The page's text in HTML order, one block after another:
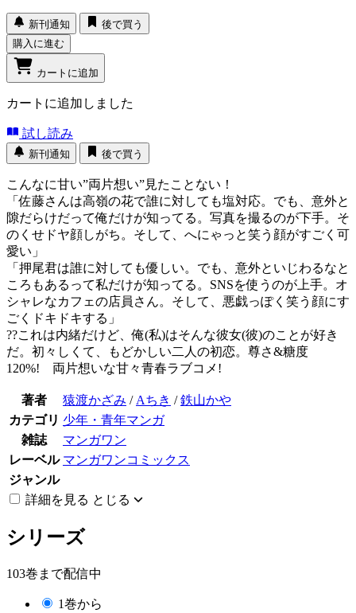
新刊通知
後で買う
購入に進む
カートに追加
カートに追加しました
試し読み
新刊通知 後で買う
こんなに甘い”両片想い”見たことない！
「佐藤さんは高嶺の花で誰に対しても塩対応。でも、意外と
隙だらけだって俺だけが知ってる。写真を撮るのが下手。そ
のくせドヤ顔しがち。そして、へにゃっと笑う顔がすごく可
愛い」
「押尾君は誰に対しても優しい。でも、意外といじわるなと
ころもあるって私だけが知ってる。SNSを使うのが上手。オ
シャレなカフェの店員さん。そして、悪戯っぽく笑う顔にす
ごくドキドキする」
??これは内緒だけど、俺(私)はそんな彼女(彼)のことが好き
だ。初々しくて、もどかしい二人の初恋。尊さ&糖度
120%! 両片想いな甘々青春ラブコメ!
著者 猿渡かざみ / Aちき /鉄山かや
カテゴリ 少年・青年マンガ
雑誌
マンガワン
レーベル マンガワンコミックス
ジャンル
詳細を見る とじる
シリーズ
103巻まで配信中
1巻から